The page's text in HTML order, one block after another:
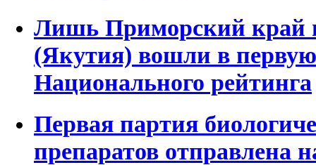
Лишь Приморский край
(Якутия) вошли в
Национального рейтинга
Первая партия
препаратов отправлена